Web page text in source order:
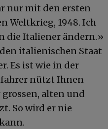
nur mit den ersten
Weltkrieg, 1948. Ich
die Italiener ändern.»
italienischen Staat
Es ist wie in der
nützt Ihnen
alten und
So wird er nie